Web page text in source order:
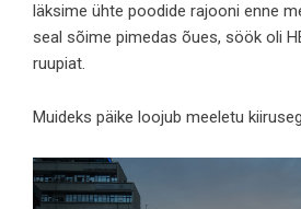
läksime ühte poodide rajooni enne
seal sõime pimedas õues, söök oli
ruupiat.
Muideks päike loojub meeletu